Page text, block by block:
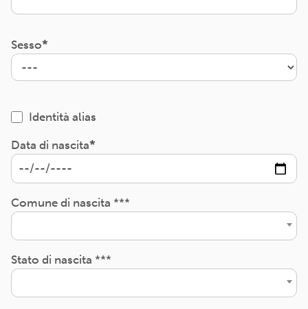
Sesso
Identità alias
Data di nascita
Comune di nascita ***
Stato di nascita ***